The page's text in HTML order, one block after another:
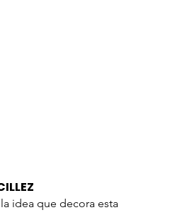
idea que decora esta